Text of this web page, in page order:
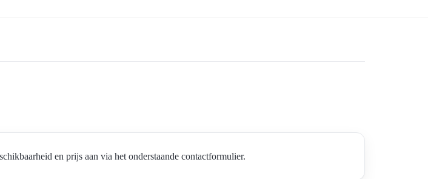
en prijs aan via het onderstaande contactformulier.